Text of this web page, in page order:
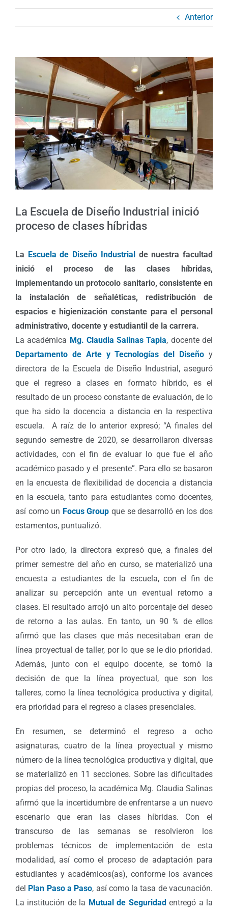
Anterior
imagen
más
grande
La Escuela de Diseño Industrial inició
proceso de clases híbridas
La Escuela de Diseño Industrialde nuestra facultad
inició el proceso de las clases híbridas,
implementando un protocolo sanitario, consistente en
la instalación de señaléticas, redistribución de
espacios e higienización constante para el personal
administrativo, docente y estudiantil de la carrera.
La académica Mg. Claudia Salinas Tapia, docente del
Departamento de Arte y Tecnologías del Diseño y
directora de la Escuela de Diseño Industrial, aseguró
que el regreso a clases en formato híbrido, es el
resultado de un proceso constante de evaluación, de lo
que ha sido la docencia a distancia en la respectiva
escuela. A raíz de lo anterior expresó; “A finales del
segundo semestre de 2020, se desarrollaron diversas
actividades, con el fin de evaluar lo que fue el año
académico pasado y el presente”. Para ello se basaron
en la encuesta de flexibilidad de docencia a distancia
en la escuela, tanto para estudiantes como docentes,
así como un Focus Group que se desarrolló en los dos
estamentos, puntualizó.
Por otro lado, la directora expresó que, a finales del
primer semestre del año en curso, se materializó una
encuesta a estudiantes de la escuela, con el fin de
analizar su percepción ante un eventual retorno a
clases. El resultado arrojó un alto porcentaje del deseo
de retorno a las aulas. En tanto, un 90 % de ellos
afirmó que las clases que más necesitaban eran de
línea proyectual de taller, por lo que se le dio prioridad.
Además, junto con el equipo docente, se tomó la
decisión de que la línea proyectual, que son los
talleres, como la línea tecnológica productiva y digital,
era prioridad para el regreso a clases presenciales.
En resumen, se determinó el regreso a ocho
asignaturas, cuatro de la línea proyectual y mismo
número de la línea tecnológica productiva y digital, que
se materializó en 11 secciones. Sobre las dificultades
propias del proceso, la académica Mg. Claudia Salinas
afirmó que la incertidumbre de enfrentarse a un nuevo
escenario que eran las clases híbridas. Con el
transcurso de las semanas se resolvieron los
problemas técnicos de implementación de esta
modalidad, así como el proceso de adaptación para
estudiantes y académicos(as), conforme los avances
del Plan Paso a Paso, así como la tasa de vacunación.
La institución de la Mutual de Seguridad entregó a la